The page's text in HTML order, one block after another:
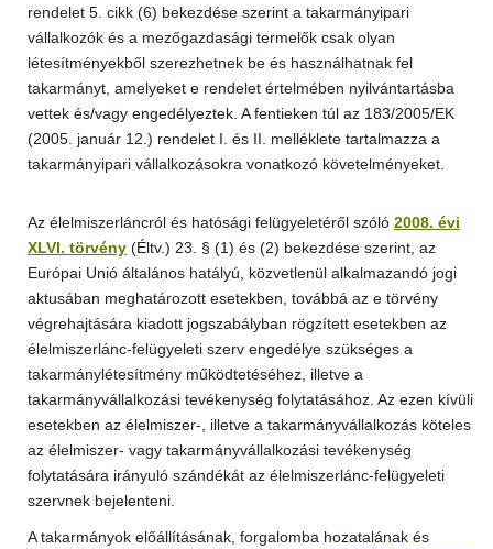
rendelet 5. cikk (6) bekezdése szerint a takarmányipari
vállalkozók és a mezőgazdasági termelők csak olyan
létesítményekből szerezhetnek be és használhatnak fel
takarmányt, amelyeket e rendelet értelmében nyilvántartásba
vettek és/vagy engedélyeztek. A fentieken túl az 183/2005/EK
(2005. január 12.) rendelet I. és II. melléklete tartalmazza a
takarmányipari vállalkozásokra vonatkozó követelményeket.
Az élelmiszerláncról és hatósági felügyeletéről szóló 2008. évi
XLVI. törvény (Éltv.) 23. § (1) és (2) bekezdése szerint, az
Európai Unió általános hatályú, közvetlenül alkalmazandó jogi
aktusában meghatározott esetekben, továbbá az e törvény
végrehajtására kiadott jogszabályban rögzített esetekben az
élelmiszerlánc-felügyeleti szerv engedélye szükséges a
takarmánylétesítmény működtetéséhez, illetve a
takarmányvállalkozási tevékenység folytatásához. Az ezen kívüli
esetekben az élelmiszer-, illetve a takarmányvállalkozás köteles
az élelmiszer- vagy takarmányvállalkozási tevékenység
folytatására irányuló szándékát az élelmiszerlánc-felügyeleti
szervnek bejelenteni.
A takarmányok előállításának, forgalomba hozatalának és